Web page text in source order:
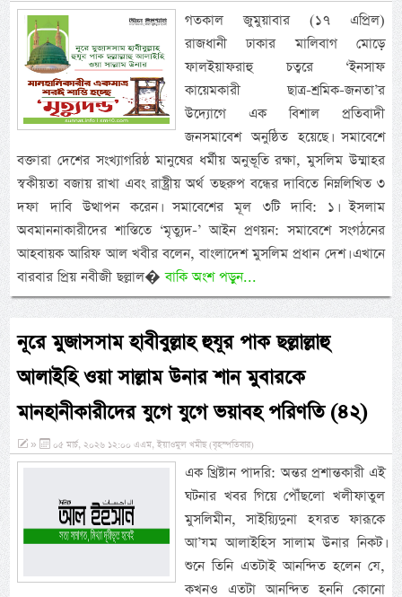
গতকাল জুমুয়াবার (১৭ এপ্রিল)
রাজধানী ঢাকার মালিবাগ মোড়ে
ফালইয়াফরাহু চত্বরে ‘ইনসাফ
কায়েমকারী ছাত্র-শ্রমিক-জনতা’র
উদ্যোগে এক বিশাল প্রতিবাদী
জনসমাবেশ অনুষ্ঠিত হয়েছে। সমাবেশে
বক্তারা দেশের সংখ্যাগরিষ্ঠ মানুষের ধর্মীয় অনুভূতি রক্ষা, মুসলিম উম্মাহর
স্বকীয়তা বজায় রাখা এবং রাষ্ট্রীয় অর্থ তছরুপ বন্ধের দাবিতে নিম্নলিখিত ৩
দফা দাবি উত্থাপন করেন। সমাবেশের মূল ৩টি দাবি: ১। ইসলাম
অবমাননাকারীদের শাস্তিতে ‘মৃত্যুদ-’ আইন প্রণয়ন: সমাবেশে সংগঠনের
আহবায়ক আরিফ আল খবীর বলেন, বাংলাদেশ মুসলিম প্রধান দেশ। এখানে
বারবার প্রিয় নবীজী ছল্লাল�বাকি অংশ পড়ুন...
নূরে মুজাসসাম হাবীবুল্লাহ হুযূর পাক ছল্লাল্লাহু
আলাইহি ওয়া সাল্লাম উনার শান মুবারকে
মানহানীকারীদের যুগে যুগে ভয়াবহ পরিণতি (৪২)
» ০৫ মার্চ, ২০২৬ ১২:০০ এএম, ইয়াওমুল খমীছ (বৃহস্পতিবার)
এক খ্রিষ্টান পাদরি: অন্তর প্রশান্তকারী এই
ঘটনার খবর গিয়ে পৌঁছলো খলীফাতুল
মুসলিমীন, সাইয়্যিদুনা হযরত ফারূকে
আ’যম আলাইহিস সালাম উনার নিকট।
শুনে তিনি এতটাই আনন্দিত হলেন যে,
কখনও এতটা আনন্দিত হননি কোনো